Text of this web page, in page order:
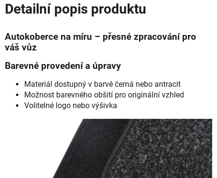
Detailní popis produktu
Autokoberce na míru – přesné zpracování pro
váš vůz
Barevné provedení a úpravy
Materiál dostupný v barvě černá nebo antracit
Možnost barevného obšití pro originální vzhled
Volitelné logo nebo výšivka